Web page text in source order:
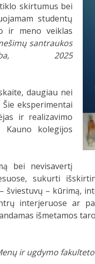
skirtumus bei
studentų
ir meno veiklas
santraukos
2025
daugiau nei
eksperimentai
ir realizavimo
Kauno kolegijos
bei nevisavertį
sukurti
– kūrimą,
interjeruose ar
išmetamos
ir ugdymo